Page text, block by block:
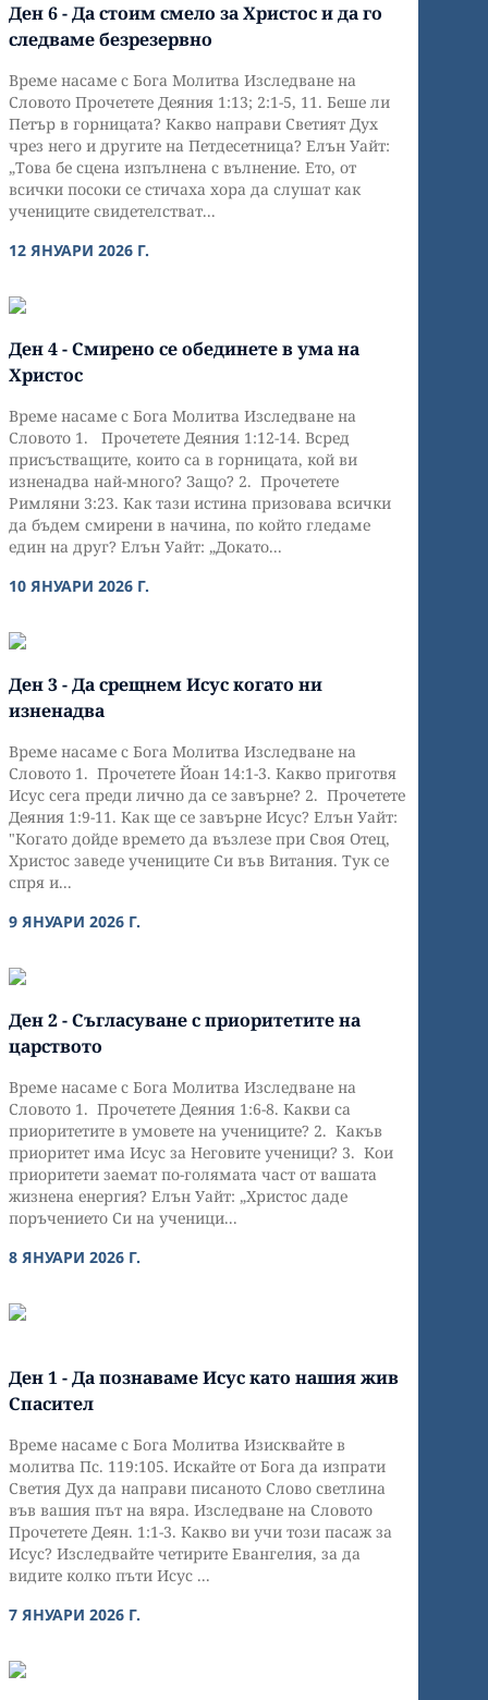
Ден 6 - Да стоим смело за Христос и да го
следваме безрезервно
Време насаме с Бога Молитва Изследване на
Словото Прочетете Деяния 1:13; 2:1-5, 11. Беше ли
Петър в горницата? Какво направи Светият Дух
чрез него и другите на Петдесетница? Елън Уайт:
„Това бе сцена изпълнена с вълнение. Ето, от
всички посоки се стичаха хора да слушат как
учениците свидетелстват...
12 ЯНУАРИ 2026 Г.
Ден 4 - Смирено се обединете в ума на
Христос
Време насаме с Бога Молитва Изследване на
Словото 1. Прочетете Деяния 1:12-14. Всред
присъстващите, които са в горницата, кой ви
изненадва най-много? Защо? 2. Прочетете
Римляни 3:23. Как тази истина призовава всички
да бъдем смирени в начина, по който гледаме
един на друг? Елън Уайт: „Докато...
10 ЯНУАРИ 2026 Г.
Ден 3 - Да срещнем Исус когато ни
изненадва
Време насаме с Бога Молитва Изследване на
Словото 1. Прочетете Йоан 14:1-3. Какво приготвя
Исус сега преди лично да се завърне? 2. Прочетете
Деяния 1:9-11. Как ще се завърне Исус? Елън Уайт:
"Когато дойде времето да възлезе при Своя Отец,
Христос заведе учениците Си във Витания. Тук се
спря и...
9 ЯНУАРИ 2026 Г.
Ден 2 - Съгласуване с приоритетите на
царството
Време насаме с Бога Молитва Изследване на
Словото 1. Прочетете Деяния 1:6-8. Какви са
приоритетите в умовете на учениците? 2. Какъв
приоритет има Исус за Неговите ученици? 3. Кои
приоритети заемат по-голямата част от вашата
жизнена енергия? Елън Уайт: „Христос даде
поръчението Си на ученици...
8 ЯНУАРИ 2026 Г.
Ден 1 - Да познаваме Исус като нашия жив
Спасител
Време насаме с Бога Молитва Изисквайте в
молитва Пс. 119:105. Искайте от Бога да изпрати
Светия Дух да направи писаното Слово светлина
във вашия път на вяра. Изследване на Словото
Прочетете Деян. 1:1-3. Какво ви учи този пасаж за
Исус? Изследвайте четирите Евангелия, за да
видите колко пъти Исус ...
7 ЯНУАРИ 2026 Г.